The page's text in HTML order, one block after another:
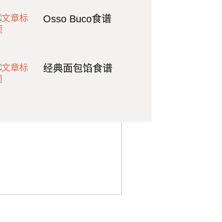
Osso Buco食谱
经典面包馅食谱